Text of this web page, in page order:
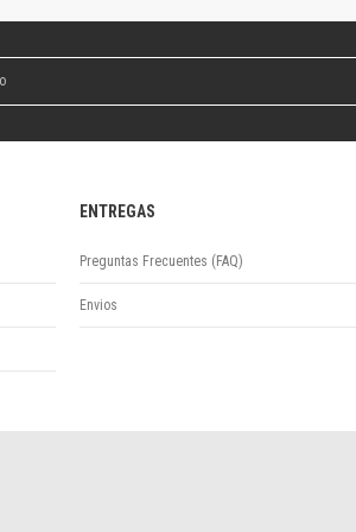
ENTREGAS
Preguntas Frecuentes (FAQ)
Envios